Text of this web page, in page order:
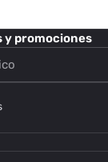
y promociones